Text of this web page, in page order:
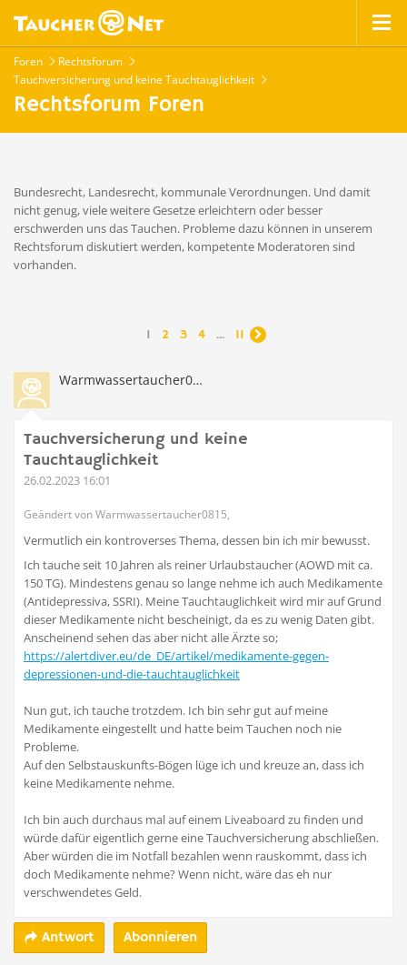
Foren
Rechtsforum
Tauchversicherung und keine Tauchtauglichkeit
Rechtsforum Foren
Bundesrecht, Landesrecht, kommunale Verordnungen. Und damit
nicht genug, viele weitere Gesetze erleichtern oder besser
erschwerden uns das Tauchen. Probleme dazu können in unserem
Rechtsforum diskutiert werden, kompetente Moderatoren sind
vorhanden.
1 2 3 4 ... 11 
Warmwassertaucher0815
Tauchversicherung und keine
Tauchtauglichkeit
26.02.2023 16:01
Geändert von Warmwassertaucher0815,
Vermutlich ein kontroverses Thema, dessen bin ich mir bewusst.
Ich tauche seit 10 Jahren als reiner Urlaubstaucher (AOWD mit ca.
150 TG). Mindestens genau so lange nehme ich auch Medikamente
(Antidepressiva, SSRI). Meine Tauchtauglichkeit wird mir auf Grund
dieser Medikamente nicht bescheinigt, da es zu wenig Daten gibt.
Anscheinend sehen das aber nicht alle Ärzte so;
https://alertdiver.eu/de_DE/artikel/medikamente-gegen-
depressionen-und-die-tauchtauglichkeit
Nun gut, ich tauche trotzdem. Ich bin sehr gut auf meine
Medikamente eingestellt und hatte beim Tauchen noch nie
Probleme.
Auf den Selbstauskunfts-Bögen lüge ich und kreuze an, dass ich
keine Medikamente nehme.
Ich bin auch durchaus mal auf einem Liveaboard zu finden und
würde dafür eigentlich gerne eine Tauchversicherung abschließen.
Aber würden die im Notfall bezahlen wenn rauskommt, dass ich
doch Medikamente nehme? Wenn nicht, wäre das eh nur
verschwendetes Geld.
Antwort Abonnieren